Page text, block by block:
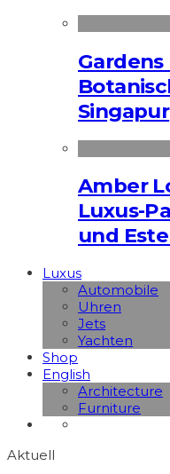
Gardens
Singapur
Amber
Luxus-
und
Luxus
Automobile
Uhren
Jets
Yachten
Shop
English
Architecture
Furniture
Aktuell